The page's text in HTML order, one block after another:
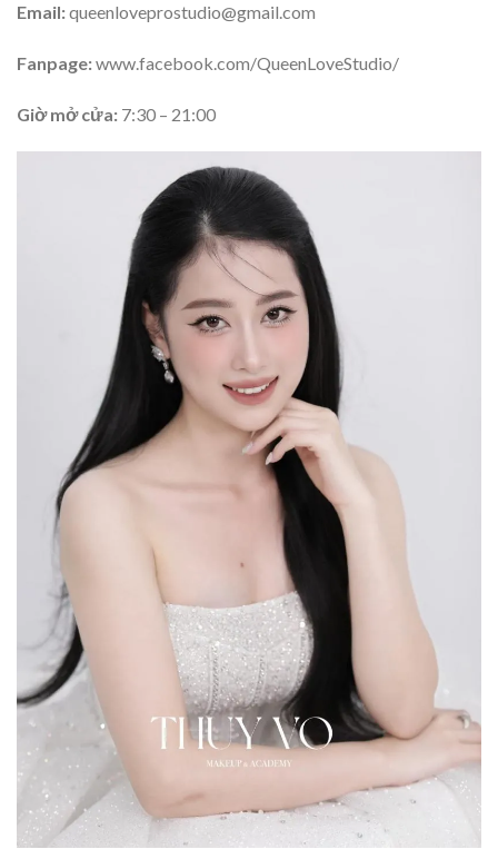
Email:queenloveprostudio@gmail.com
Fanpage:www.facebook.com/QueenLoveStudio/
Giờ mở cửa: 7:30 – 21:00